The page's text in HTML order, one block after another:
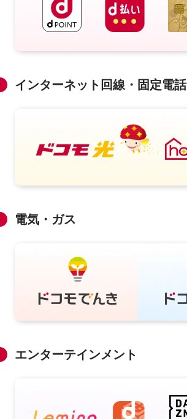
インターネット回線・固定電話
電気・ガス
エンターテインメント